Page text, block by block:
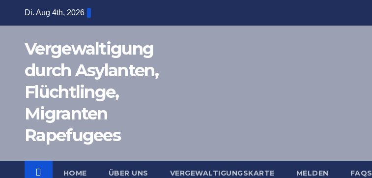
Di. Aug 4th, 2026
Vergewaltigung
durch Asylanten,
Flüchtlinge,
Migranten
Rapefugees
HOME ÜBER UNS VERGEWALTIGUNGSKARTE MELDEN FAQS